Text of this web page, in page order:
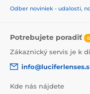
Odber noviniek - udalosti,
Potrebujete poradiť
Zákaznický servis je k
Kde nás nájdete